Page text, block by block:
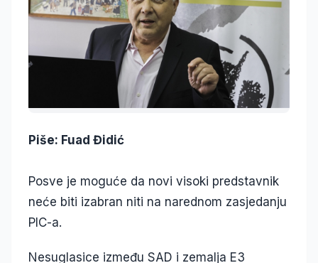
Piše: Fuad Đidić
Posve je moguće da novi visoki predstavnik
neće biti izabran niti na narednom zasjedanju
PIC-a.
Nesuglasice između SAD i zemalja E3